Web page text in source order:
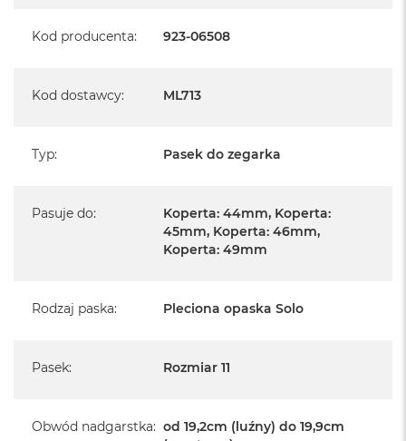
Kod producenta: 923-06508
Kod dostawcy: ML713
Typ: Pasek do zegarka
Pasuje do:
Koperta: 44mm, Koperta:
45mm, Koperta: 46mm,
Koperta: 49mm
Rodzaj paska: Pleciona opaska Solo
Pasek: Rozmiar 11
Obwód nadgarstka: od 19,2cm (luźny) do 19,9cm